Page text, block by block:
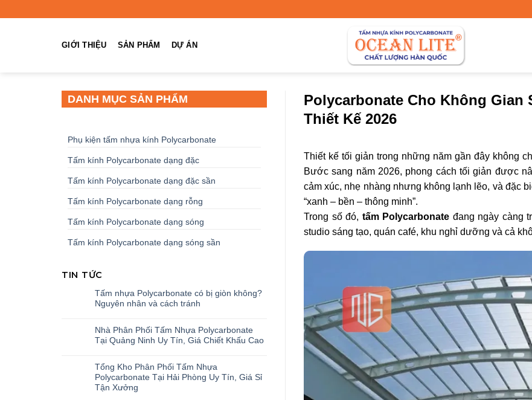
đến
GIỚI THIỆU SẢN PHẨM DỰ ÁN
DANH MỤC SẢN PHẨM
Phụ kiện tấm nhựa kính Polycarbonate
Tấm kính Polycarbonate dạng đặc
Tấm kính Polycarbonate dạng đặc sần
Tấm kính Polycarbonate dạng rỗng
Tấm kính Polycarbonate dạng sóng
Tấm kính Polycarbonate dạng sóng sần
TIN TỨC
Tấm nhựa Polycarbonate có bị giòn không?
Nguyên nhân và cách tránh
Nhà Phân Phối Tấm Nhựa Polycarbonate
Tại Quảng Ninh Uy Tín, Giá Chiết Khấu Cao
Tổng Kho Phân Phối Tấm Nhựa
Polycarbonate Tại Hải Phòng Uy Tín, Giá Sỉ
Tận Xưởng
Polycarbonate Cho Không Gian
Thiết Kế 2026
Thiết kế tối giản trong những năm gần đây không
Bước sang năm 2026, phong cách tối giản được
cảm xúc, nhẹ nhàng nhưng không lạnh lẽo, và đặc
“xanh – bền – thông minh”.
Trong số đó, tấm Polycarbonate đang ngày càng
studio sáng tạo, quán café, khu nghỉ dưỡng và cả